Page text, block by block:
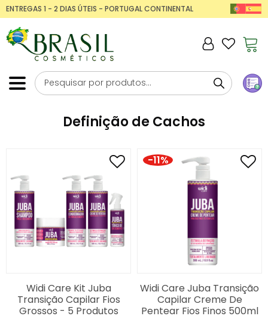
ENTREGAS 1 - 2 DIAS ÚTEIS - PORTUGAL CONTINENTAL
Definição de Cachos
Widi Care Kit Juba
Transição Capilar Fios
Grossos - 5 Produtos
-11%
Widi Care Juba Transição
Capilar Creme De
Pentear Fios Finos 500ml